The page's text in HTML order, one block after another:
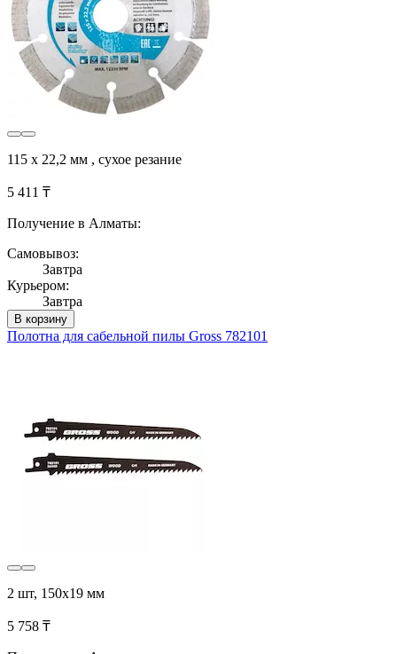
115 х 22,2 мм , сухое резание
5 411 ₸
Получение в Алматы:
Самовывоз:
Завтра
Курьером:
Завтра
В корзину
Полотна для сабельной пилы Gross 782101
2 шт, 150х19 мм
5 758 ₸